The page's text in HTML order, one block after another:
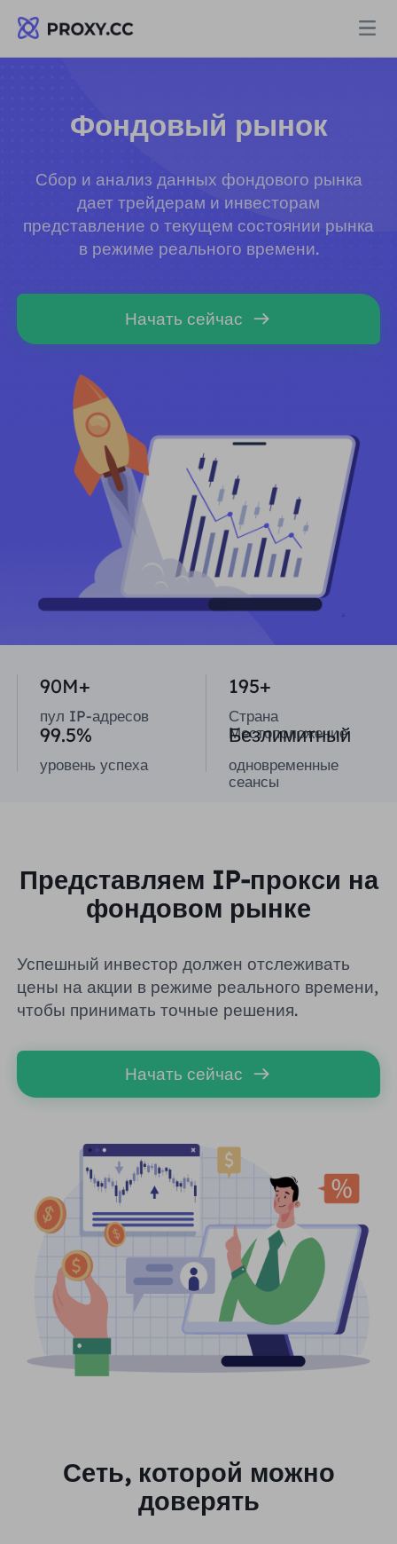
Резидентный прокси
Статический резидентный прокси
Неограниченный резидентный прокси
Агент центра статических данных
Прокси-провайдер
ЖИЛЫЕ ПРОКСИ
Резидентный прокси $0.8
Статический резидентный прокси
$0.28
Неограниченный резидентный прокси
Агент центра статических данных
$0.2/IP/ден
Прокси-провайдер $1.4 /GB
Data for AI
ПО СЛУЧАЮ ИСПОЛЬЗОВАНИЯ
Исследование рынка
Защита бренда
SEO-мониторинг
Проверка рекламы
Посмотреть все
Ресурсы
ПАРТНЕРЫ
Партнерская программа
Партнеры
БЕСПЛАТНЫЕ ИНСТРУМЕНТЫ
Прокси-проверка
Список бесплатных прокси
МЕСТОПОЛОЖЕНИЯ
Соединенные Штаты
Россия
Больше интеграций
Учиться
Часто задаваемые вопросы
Блог
ИНТЕГРАЦИИ
Больше интеграций
English
Deutsch
Indonesia
हिंदी
Наслаждаться Скидка 77% и действуйте
сейчас!
Фондовый рынок
Сбор и анализ данных фондового рынка
дает трейдерам и инвесторам
представление о текущем состоянии рынка
в режиме реального времени.
Начать сейчас
90M+
пул IP-адресов
195+
Страна
Местоположение
99.5%
уровень успеха
Безлимитный
одновременные
сеансы
Представляем IP-прокси на
фондовом рынке
Успешный инвестор должен отслеживать
цены на акции в режиме реального времени,
чтобы принимать точные решения.
Начать сейчас
Сеть, которой можно
доверять